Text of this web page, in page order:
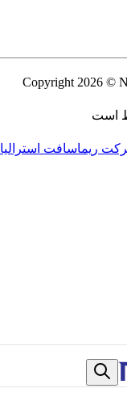
Copyright 2026 ©
است
ریماسافت استرالیا